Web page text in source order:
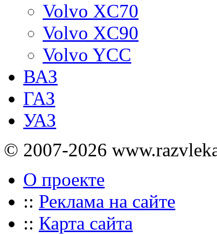
Volvo XC70
Volvo XC90
Volvo YCC
ВАЗ
ГАЗ
УАЗ
© 2007-2026
О проекте
:: Реклама на сайте
:: Карта сайта